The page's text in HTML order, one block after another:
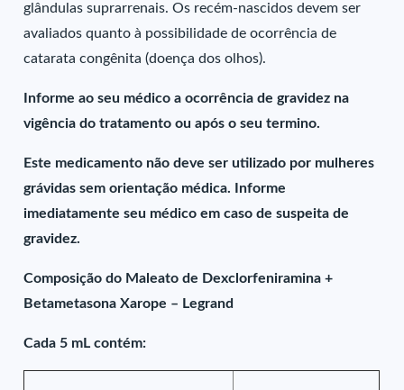
glândulas suprarrenais. Os recém-nascidos devem ser
avaliados quanto à possibilidade de ocorrência de
catarata congênita (doença dos olhos).
Informe ao seu médico a ocorrência de gravidez na
vigência do tratamento ou após o seu termino.
Este medicamento não deve ser utilizado por mulheres
grávidas sem orientação médica. Informe
imediatamente seu médico em caso de suspeita de
gravidez.
Composição do Maleato de Dexclorfeniramina +
Betametasona Xarope – Legrand
Cada 5 mL contém: